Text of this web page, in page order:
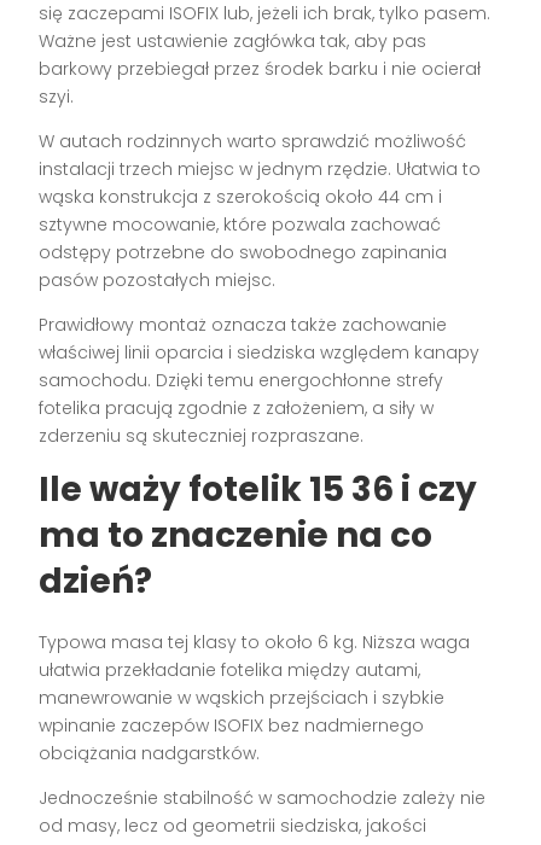
się zaczepami ISOFIX lub, jeżeli ich brak, tylko pasem.
Ważne jest ustawienie zagłówka tak, aby pas
barkowy przebiegał przez środek barku i nie ocierał
szyi.
W autach rodzinnych warto sprawdzić możliwość
instalacji trzech miejsc w jednym rzędzie. Ułatwia to
wąska konstrukcja z szerokością około 44 cm i
sztywne mocowanie, które pozwala zachować
odstępy potrzebne do swobodnego zapinania
pasów pozostałych miejsc.
Prawidłowy montaż oznacza także zachowanie
właściwej linii oparcia i siedziska względem kanapy
samochodu. Dzięki temu energochłonne strefy
fotelika pracują zgodnie z założeniem, a siły w
zderzeniu są skuteczniej rozpraszane.
Ile ważyfotelik 15 36 i czy
ma to znaczenie na co
dzień?
Typowa masa tej klasy to około 6 kg. Niższa waga
ułatwia przekładanie fotelika między autami,
manewrowanie w wąskich przejściach i szybkie
wpinanie zaczepów ISOFIX bez nadmiernego
obciążania nadgarstków.
Jednocześnie stabilność w samochodzie zależy nie
od masy, lecz od geometrii siedziska, jakości